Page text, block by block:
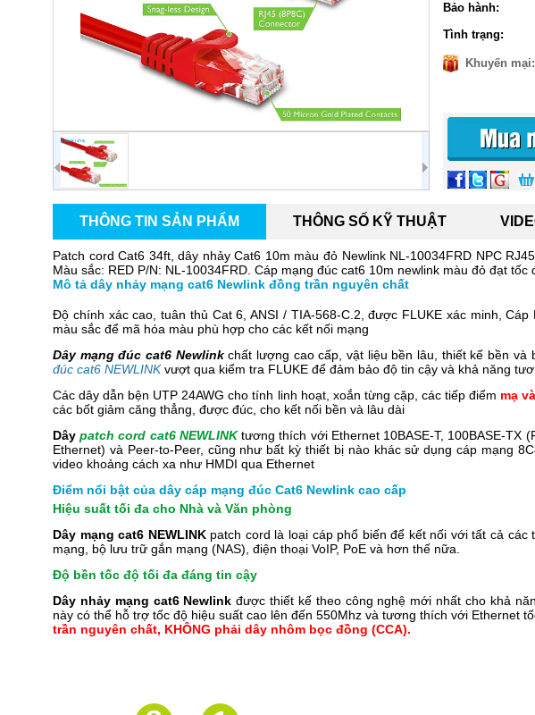
Bảo hành:
Tình trạng:
Khuyến mại:
THÔNG TIN SẢN PHẨM THÔNG SỐ KỸ THUẬT
Patch cord Cat6 34ft, dây nhảy Cat6 10m màu đỏ Newlink NL-10034FRD NPC
Màu sắc: RED P/N: NL-10034FRD . Cáp mạng đúc cat6 10m newlink màu đỏ đạt
Mô tả dây nhảy mạng cat6 Newlink đồng trần nguyên chất
Độ chính xác cao, tuân thủ Cat 6, ANSI / TIA-568-C.2, được FLUKE xác minh,
màu sắc để mã hóa màu phù hợp cho các kết nối mạng
Dây mạng đúc cat6 Newlinkchất lượng cao cấp, vật liệu bền lâu, thiết kế bền
đúc cat6 NEWLINKvượt qua kiểm tra FLUKE để đảm bảo độ tin cậy và khả năng
Các dây dẫn bện UTP 24AWG cho tính linh hoạt, xoắn từng cặp, các tiếp điểm mạ
các bốt giảm căng thẳng, được đúc, cho kết nối bền và lâu dài
Dâypatch cord cat6 NEWLINKtương thích với Ethernet 10BASE-T, 100BASE-TX
Ethernet) và Peer-to-Peer, cũng như bất kỳ thiết bị nào khác sử dụng cáp mạng
video khoảng cách xa như HMDI qua Ethernet
Điểm nổi bật của dây cáp mạng đúc Cat6 Newlink cao cấp
Hiệu suất tối đa cho Nhà và Văn phòng
Dây mạng cat6 NEWLINKpatch cord là loại cáp phổ biến để kết nối với tất cả các
mạng, bộ lưu trữ gắn mạng (NAS), điện thoại VoIP, PoE và hơn thế nữa.
Độ bền tốc độ tối đa đáng tin cậy
Dây nhảy mạng cat6 Newlink được thiết kế theo công nghệ mới nhất cho khả
này có thể hỗ trợ tốc độ hiệu suất cao lên đến 550Mhz và tương thích với Ethernet
trần nguyên chất, KHÔNG phải dây nhôm bọc đồng (CCA).